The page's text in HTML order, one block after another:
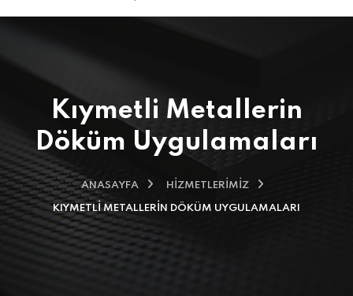
Kıymetli Metallerin
Döküm Uygulamaları
ANASAYFA HIZMETLERIMIZ
KIYMETLI METALLERIN DÖKÜM UYGULAMALARI